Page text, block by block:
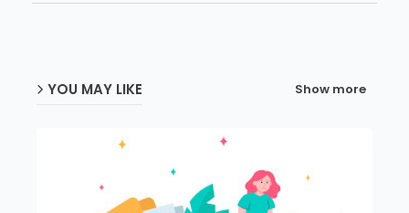
YOU MAY LIKE Show more